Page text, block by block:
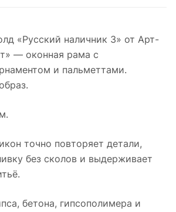
«Русский наличник 3» от Арт-
— оконная рама с
и пальметтами.
точно повторяет детали,
без сколов и выдерживает
бетона, гипсополимера и